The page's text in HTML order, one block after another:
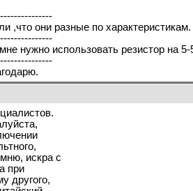
,что они разные по характеристикам.
нужно использовать резистор на
искра с
при
другого,